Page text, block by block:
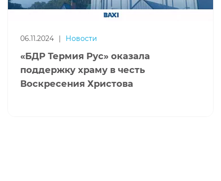
06.11.2024 | Новости
«БДР Термия Рус» оказала
поддержку храму в честь
Воскресения Христова